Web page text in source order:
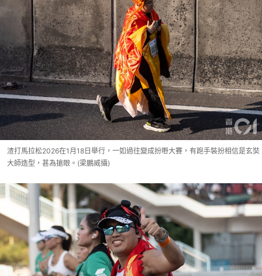
渣打馬拉松2026在1月18日舉行，一如過往變成扮嘢大賽，有跑手裝扮相信是玄奘
大師造型，甚為搶眼。(梁鵬威攝)